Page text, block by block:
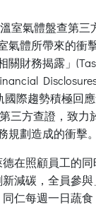
室氣體盤查第三
氣體所帶來的衝擊
關財務揭露」
國際趨勢積極回應
三方查證，致力
規劃造成的衝擊。
在照顧員工的
減碳，全員參
同仁每週一日蔬